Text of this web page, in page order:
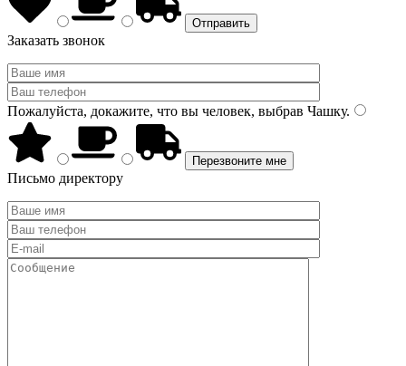
Заказать звонок
Пожалуйста, докажите, что вы человек, выбрав Чашку.
Письмо директору